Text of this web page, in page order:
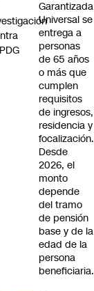
Garantizada
Universal se
entrega a
personas
de 65 años
o más que
cumplen
requisitos
de ingresos,
residencia y
focalización.
Desde
2026, el
monto
depende
del tramo
de pensión
base y de la
edad de la
persona
beneficiaria.